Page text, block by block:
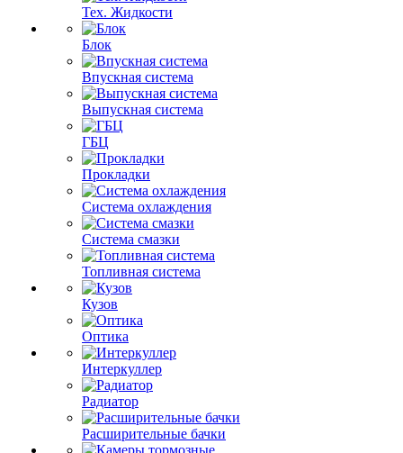
Тех. Жидкости
Блок
Впускная система
Выпускная система
ГБЦ
Прокладки
Система охлаждения
Система смазки
Топливная система
Кузов
Оптика
Интеркуллер
Радиатор
Расширительные бачки